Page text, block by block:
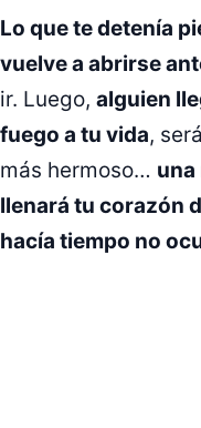
Lo que te detenía
vuelve a abrirse
ir. Luego, alguien
fuego a tu vida,
más hermoso… una
llenará tu corazón
hacía tiempo no